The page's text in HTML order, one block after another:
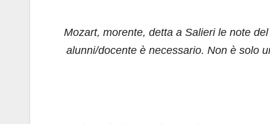
Mozart, morente, detta a Salieri le note
alunni/docente è necessario. Non è solo